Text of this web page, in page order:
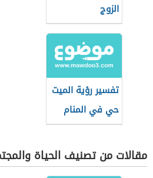
الزوج
تفسير رؤية الميت
حي في المنام
مقالات من تصنيف الحياة